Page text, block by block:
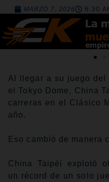
MARZO 7, 2026 6:30
Al llegar a su juego del
el Tokyo Dome, China
carreras en el Clásico
año.
Eso cambió de manera
China Taipéi explotó
un récord de un solo